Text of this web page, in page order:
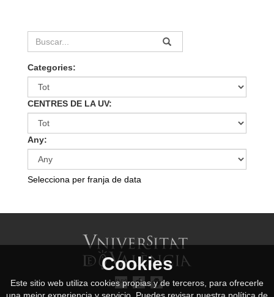
Categories:
CENTRES DE LA UV:
Any:
Selecciona per franja de data
Cookies
Este sitio web utiliza cookies propias y de terceros, para ofrecerle